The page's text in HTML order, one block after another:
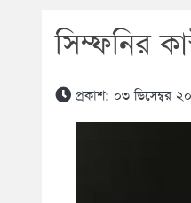
সিম্ফনির
প্রকাশ: ০৩ ডিসেম্বর